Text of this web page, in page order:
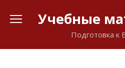
Учебные
Подготовка к